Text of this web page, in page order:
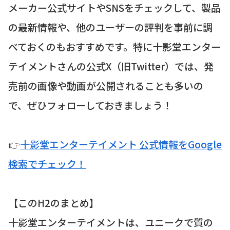
メーカー公式サイトやSNSをチェックして、製品
の最新情報や、他のユーザーの評判を事前に調
べておくのもおすすめです。特に十影堂エンター
テイメントさんの公式X（旧Twitter）では、発
売前の画像や動画が公開されることも多いの
で、ぜひフォローしておきましょう！
👉十影堂エンターテイメント 公式情報をGoogle
検索でチェック！
【このH2のまとめ】
十影堂エンターテイメントは、ユニークで質の